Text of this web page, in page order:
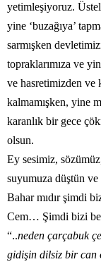
yetimleşiyoruz.
yine ‘buzağıya’
sarmışken
topraklarımıza ve
ve hasretimizden ve
kalmamışken, yine
karanlık bir gece
olsun.
Ey sesimiz,
suyumuza düştün ve
Bahar mıdır şimdi
Cem… Şimdi bizi
“..neden çarçabuk
gidişin dilsiz bir can